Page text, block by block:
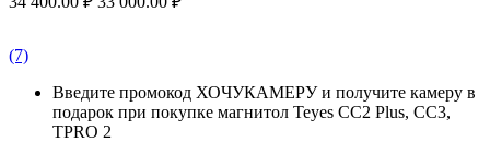
(7)
Введите промокод ХОЧУКАМЕРУ и получите камеру в
подарок при покупке магнитол Teyes CC2 Plus, CC3,
TPRO 2